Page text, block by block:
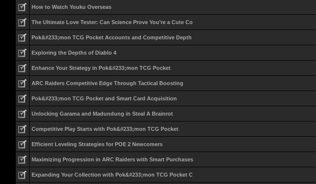
How to Watch Youku Overseas
The Ultimate Love Tester: Can Science Prove You’re a Cute Co
Pok&#233;mon TCG Pocket Accounts and Competitive Depth
Exploring the Depths of Diablo 4
Enhance Your Strategy in Pok&#233;mon TCG Pocket
ARC Raiders Competitive Edge Through Tactical Boosting
Pok&#233;mon TCG Pocket and Smart Card Acquisition
Unlocking Garama and Madundung in Steal A Brainrot
Competitive Play Starts with Pok&#233;mon TCG Pocket
Efficient Leveling Strategies for POE 2 Newcomers
Maximizing Progression in ARC Raiders with Smart Purchases
Expanding Your Collection with Pok&#233;mon TCG Pocket C